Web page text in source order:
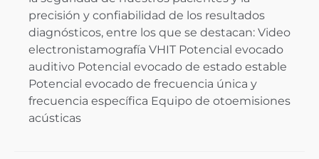
precisión y confiabilidad de los resultados
diagnósticos, entre los que se destacan: Video
electronistamografía VHIT Potencial evocado
auditivo Potencial evocado de estado estable
Potencial evocado de frecuencia única y
frecuencia específica Equipo de otoemisiones
acústicas